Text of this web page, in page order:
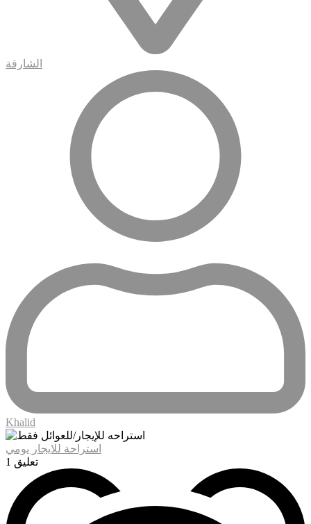
الشارقة
Khalid
استراحة للايجار يومي
1 تعليق